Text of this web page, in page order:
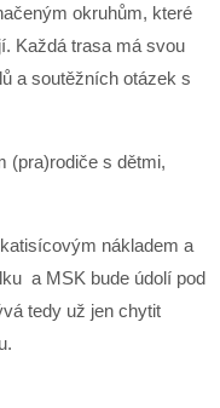
okruhům, které
Každá trasa má svou
a soutěžních otázek s
(pra)rodiče s dětmi,
nákladem a
a MSK bude údolí pod
tedy už jen chytit